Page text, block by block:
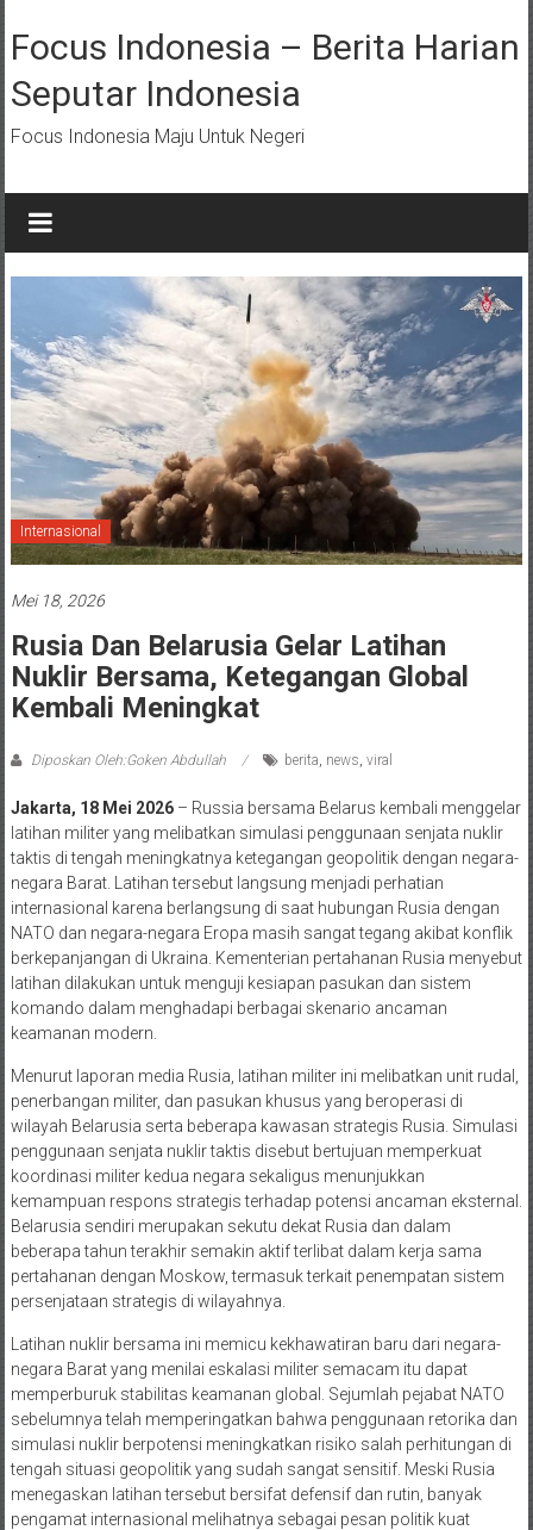
ke
konten
Focus Indonesia – Berita Harian
Seputar Indonesia
Focus Indonesia Maju Untuk Negeri
Internasional
Mei 18, 2026
Rusia Dan Belarusia Gelar Latihan
Nuklir Bersama, Ketegangan Global
Kembali Meningkat
Diposkan Oleh:Goken Abdullah berita, news, viral
Jakarta, 18 Mei 2026– Russia bersama Belarus kembali menggelar
latihan militer yang melibatkan simulasi penggunaan senjata nuklir
taktis di tengah meningkatnya ketegangan geopolitik dengan negara-
negara Barat. Latihan tersebut langsung menjadi perhatian
internasional karena berlangsung di saat hubungan Rusia dengan
NATO dan negara-negara Eropa masih sangat tegang akibat konflik
berkepanjangan di Ukraina. Kementerian pertahanan Rusia menyebut
latihan dilakukan untuk menguji kesiapan pasukan dan sistem
komando dalam menghadapi berbagai skenario ancaman
keamanan modern.
Menurut laporan media Rusia, latihan militer ini melibatkan unit rudal,
penerbangan militer, dan pasukan khusus yang beroperasi di
wilayah Belarusia serta beberapa kawasan strategis Rusia. Simulasi
penggunaan senjata nuklir taktis disebut bertujuan memperkuat
koordinasi militer kedua negara sekaligus menunjukkan
kemampuan respons strategis terhadap potensi ancaman eksternal.
Belarusia sendiri merupakan sekutu dekat Rusia dan dalam
beberapa tahun terakhir semakin aktif terlibat dalam kerja sama
pertahanan dengan Moskow, termasuk terkait penempatan sistem
persenjataan strategis di wilayahnya.
Latihan nuklir bersama ini memicu kekhawatiran baru dari negara-
negara Barat yang menilai eskalasi militer semacam itu dapat
memperburuk stabilitas keamanan global. Sejumlah pejabat NATO
sebelumnya telah memperingatkan bahwa penggunaan retorika dan
simulasi nuklir berpotensi meningkatkan risiko salah perhitungan di
tengah situasi geopolitik yang sudah sangat sensitif. Meski Rusia
menegaskan latihan tersebut bersifat defensif dan rutin, banyak
pengamat internasional melihatnya sebagai pesan politik kuat